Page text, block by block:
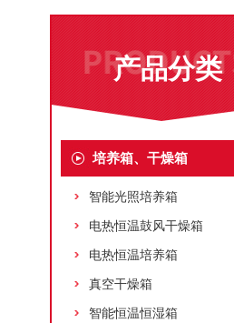
产品分类
培养箱、干燥箱
智能光照培养箱
电热恒温鼓风干燥箱
电热恒温培养箱
真空干燥箱
智能恒温恒湿箱